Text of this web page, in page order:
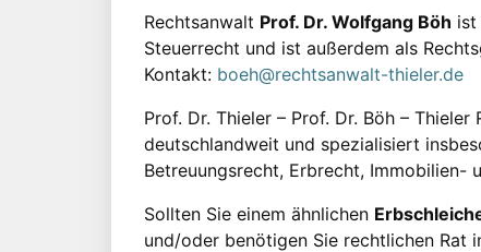
Rechtsanwalt Prof. Dr. Wolfgang Böh ist
Steuerrecht und ist außerdem als
Kontakt: boeh@rechtsanwalt-thieler.de
Prof. Dr. Thieler – Prof. Dr. Böh –
deutschlandweit und spezialisiert
Betreuungsrecht, Erbrecht, Immobilien-
Sollten Sie einem ähnlichen
und/oder benötigen Sie rechtlichen Rat